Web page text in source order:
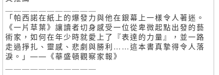
「帕西諾在紙上的爆發力與他在銀幕上一樣令人著迷。
《一片草葉》讓讀者切身感受一位從卑微起點出發的藝
術家，如何在年少時就愛上了『表達的力量』，並一路
走過掙扎、靈感、悲劇與勝利……這本書真摯得令人落
淚。」——《華盛頓觀察家報》